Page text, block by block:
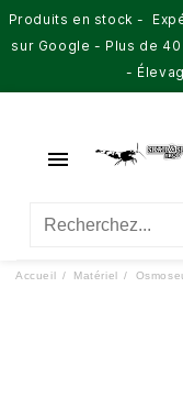
Produits en stock -
sur Google - Plus de
-

Accueil Matériel